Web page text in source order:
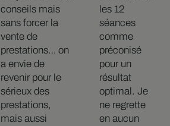
conseils mais
sans forcer la
vente de
prestations… on
a envie de
revenir pour le
sérieux des
prestations,
mais aussi
les 12
séances
comme
préconisé
pour un
résultat
optimal. Je
ne regrette
en aucun